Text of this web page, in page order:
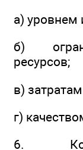
а) уровнем
б)
ресурсов;
в)
г)
6.